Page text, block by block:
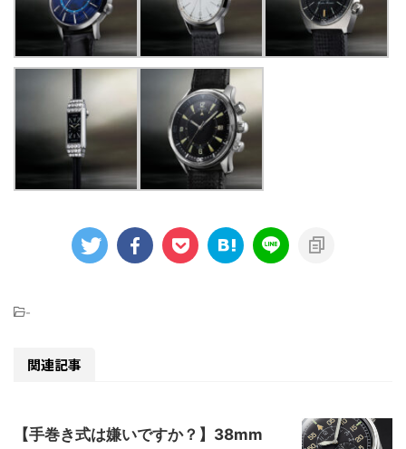
-
関連記事
【手巻き式は嫌いですか？】38mm